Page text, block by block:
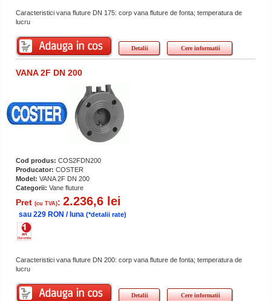
Caracteristici vana fluture DN 175: corp vana fluture de fonta; temperatura de
lucru
Detalii Cere informatii
VANA 2F DN 200
Cod produs: COS2FDN200
Producator: COSTER
Model: VANA 2F DN 200
Categorii: Vane fluture
Pret (cu TVA): 2.236,6 lei
sau 229 RON / luna (*detalii rate)
Caracteristici vana fluture DN 200: corp vana fluture de fonta; temperatura de
lucru
Detalii Cere informatii